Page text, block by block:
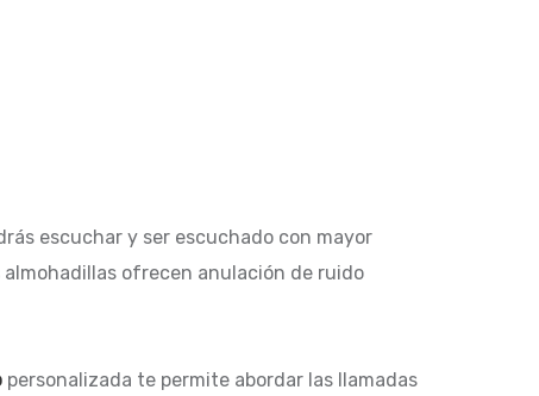
escuchar y ser escuchado con mayor
ofrecen anulación de ruido
personalizada te permite abordar las llamadas